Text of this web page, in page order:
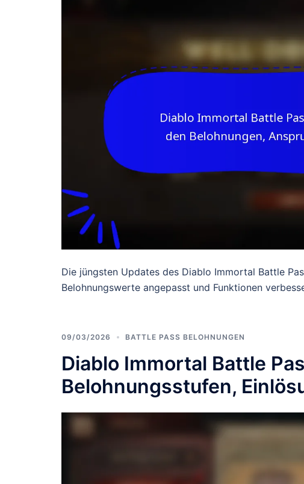
Die jüngsten Updates des Diablo Immortal Battle
Belohnungswerte angepasst und Funktionen
09/03/2026 BATTLE PASS BELOHNUNGEN
Diablo Immortal Battle
Belohnungsstufen,